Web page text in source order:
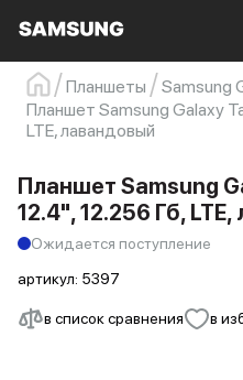
Samsung Смартфон
Планшеты
Samsung
Планшет Samsung Galaxy
LTE, лавандовый
в список сравнения в
Планшет Samsung
12.4", 12.256 Гб,
Ожидается поступление
артикул: 5397